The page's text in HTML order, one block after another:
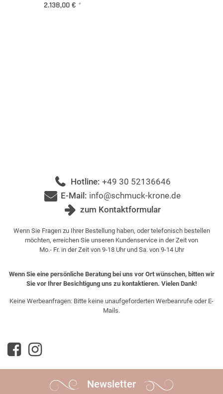
2.138,00 € *
Hotline: +49 30 52136646
E-Mail: info@schmuck-krone.de
zum Kontaktformular
Wenn Sie Fragen zu Ihrer Bestellung haben, oder telefonisch bestellen
möchten, erreichen Sie unseren Kundenservice in der Zeit von
Mo.- Fr. in der Zeit von 9-18 Uhr und Sa. von 9-14 Uhr
Wenn Sie eine persönliche Beratung bei uns vor Ort wünschen, bitten wir
Sie vor Ihrer Besichtigung uns zu kontaktieren. Vielen Dank!
Keine Werbeanfragen: Bitte keine unaufgeforderten Werbeanrufe oder E-
Mails.
Newsletter